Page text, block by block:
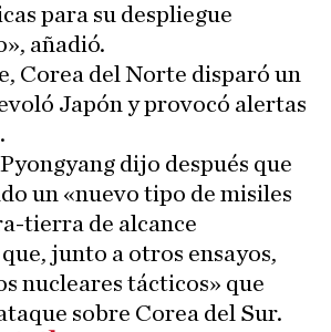
para su despliegue
añadió.
Corea del Norte disparó un
Japón y provocó alertas
dijo después que
un «nuevo tipo de misiles
tierra de alcance
junto a otros ensayos,
nucleares tácticos» que
sobre Corea del Sur.